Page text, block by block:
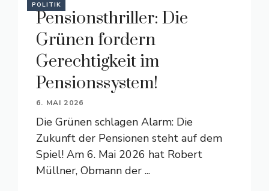
POLITIK
Pensionsthriller: Die
Grünen fordern
Gerechtigkeit im
Pensionssystem!
6. MAI 2026
Die Grünen schlagen Alarm: Die
Zukunft der Pensionen steht auf dem
Spiel! Am 6. Mai 2026 hat Robert
Müllner, Obmann der ...